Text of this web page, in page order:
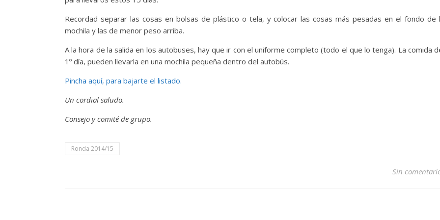
Recordad separar las cosas en bolsas de plástico o tela, y colocar las cosas más pesadas en el fondo de
mochila y las de menor peso arriba.
A la hora de la salida en los autobuses, hay que ir con el uniforme completo (todo el que lo tenga). La comida
1º día, pueden llevarla en una mochila pequeña dentro del autobús.
Pincha aquí, para bajarte el listado.
Un cordial saludo.
Consejo y comité de grupo.
Ronda 2014/15
Sin